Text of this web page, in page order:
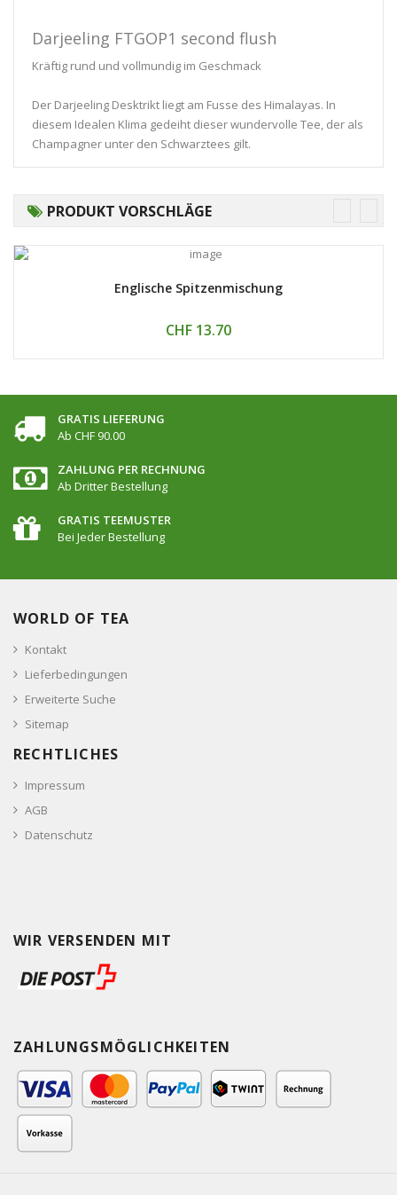
Darjeeling FTGOP1 second flush
Kräftig rund und vollmundig im Geschmack
Der Darjeeling Desktrikt liegt am Fusse des Himalayas. In
diesem Idealen Klima gedeiht dieser wundervolle Tee, der als
Champagner unter den Schwarztees gilt.
PRODUKT VORSCHLÄGE
Englische Spitzenmischung
CHF 13.70
GRATIS LIEFERUNG
Ab CHF 90.00
ZAHLUNG PER RECHNUNG
Ab Dritter Bestellung
GRATIS TEEMUSTER
Bei Jeder Bestellung
WORLD OF TEA
Kontakt
Lieferbedingungen
Erweiterte Suche
Sitemap
RECHTLICHES
Impressum
AGB
Datenschutz
WIR VERSENDEN MIT
ZAHLUNGSMÖGLICHKEITEN